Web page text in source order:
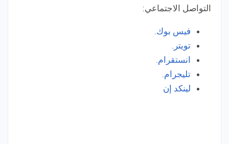
التواصل الاجتماعي:
فيس بوك.
تويتر .
انستقرام.
تليجرام.
لينكد إن